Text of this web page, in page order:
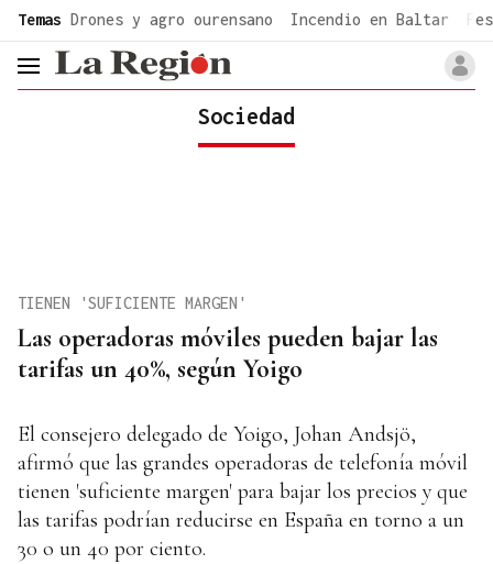
Temas Drones y agro ourensano Incendio en Baltar
header.menu.open
Sociedad
Las operadoras móviles pueden bajar las
tarifas un 40%, según Yoigo
TIENEN 'SUFICIENTE MARGEN'
El consejero delegado de Yoigo, Johan Andsjö,
afirmó que las grandes operadoras de telefonía móvil
tienen 'suficiente margen' para bajar los precios y que
las tarifas podrían reducirse en España en torno a un
30 o un 40 por ciento.